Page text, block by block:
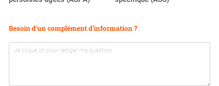
Besoin d'un complément d'information ?